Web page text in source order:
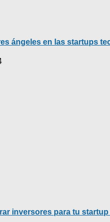
ángeles en las startups
inversores para tu startup